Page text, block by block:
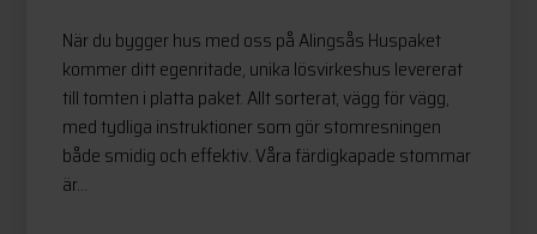
När du bygger hus med oss på Alingsås Huspaket
kommer ditt egenritade, unika lösvirkeshus levererat
till tomten i platta paket. Allt sorterat, vägg för vägg,
med tydliga instruktioner som gör stomresningen
både smidig och effektiv. Våra färdigkapade stommar
är...